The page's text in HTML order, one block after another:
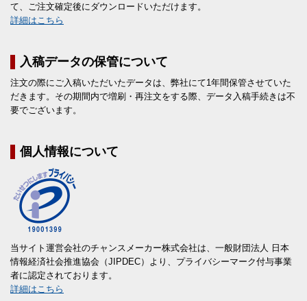
て、ご注文確定後にダウンロードいただけます。
詳細はこちら
入稿データの保管について
注文の際にご入稿いただいたデータは、弊社にて1年間保管させていた
だきます。その期間内で増刷・再注文をする際、データ入稿手続きは不
要でございます。
個人情報について
当サイト運営会社のチャンスメーカー株式会社は、一般財団法人 日本
情報経済社会推進協会（JIPDEC）より、プライバシーマーク付与事業
者に認定されております。
詳細はこちら